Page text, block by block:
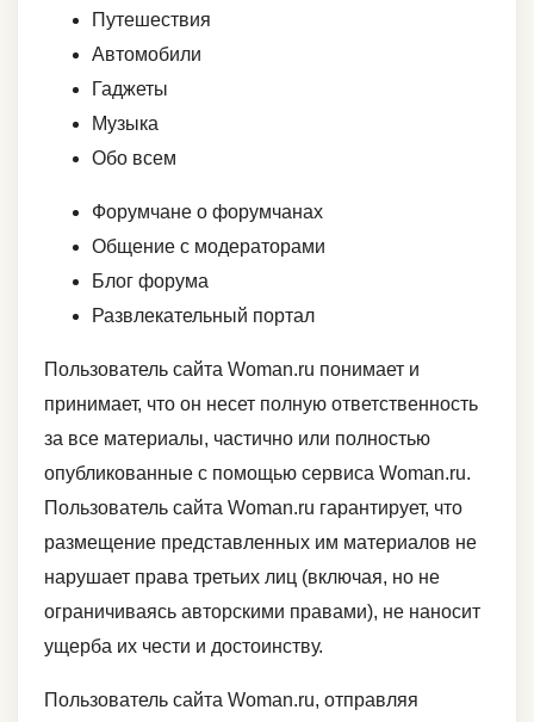
Путешествия
Автомобили
Гаджеты
Музыка
Обо всем
Форумчане о форумчанах
Общение с модераторами
Блог форума
Развлекательный портал
Пользователь сайта Woman.ru понимает и
принимает, что он несет полную ответственность
за все материалы, частично или полностью
опубликованные с помощью сервиса Woman.ru.
Пользователь сайта Woman.ru гарантирует, что
размещение представленных им материалов не
нарушает права третьих лиц (включая, но не
ограничиваясь авторскими правами), не наносит
ущерба их чести и достоинству.
Пользователь сайта Woman.ru, отправляя